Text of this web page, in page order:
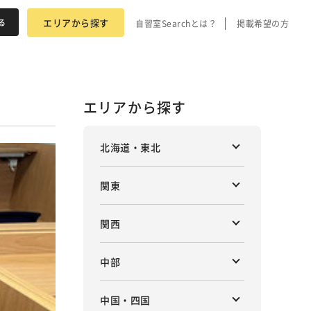
エリアから探す 自習室Searchとは？ 掲載希望の方
エリアから探す
北海道・東北
関東
関西
中部
中国・四国